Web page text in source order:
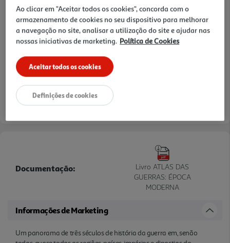
Documentação:
Livro ATLAS DAS
GUERRAS: ÉPOCA
MODERNA
Informações de Marketing
Um panorama de três séculos de história da guerra em, senão
Ao clicar em "Aceitar todos os cookies", concorda com o
armazenamento de cookies no seu dispositivo para melhorar
a navegação no site, analisar a utilização do site e ajudar nas
nossas iniciativas de marketing. Política de Cookies
Aceitar todos os cookies
Definições de cookies